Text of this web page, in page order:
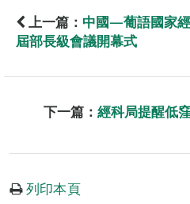
上一篇： 中國—葡語國家
屆部長級會議開幕式
下一篇： 經科局提醒低
列印本頁